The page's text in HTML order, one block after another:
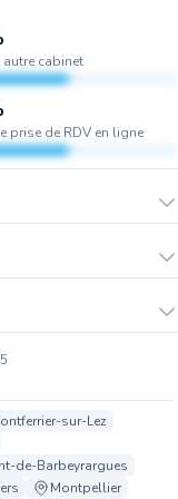
cabinet
prise de RDV en ligne
sur-Lez
de-Barbeyrargues
Montpellier